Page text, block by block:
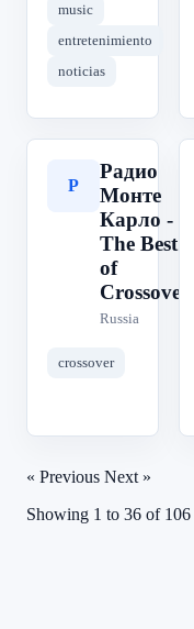
music
entretenimiento
noticias
Р
Радио
Монте
Карло -
The Best
of
Crossover
Russia
crossover
« Previous Next »
Showing 1 to 36 of 106